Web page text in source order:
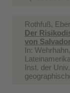
Rothfuß,
Der
von
In:
Inst. der